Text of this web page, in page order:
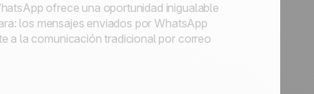
ofrece una oportunidad inigualable
los mensajes enviados por WhatsApp
a la comunicación tradicional por correo